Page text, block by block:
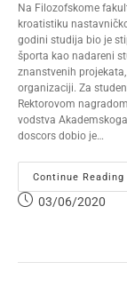
Na Filozofskome
kroatistiku
godini studija bio je
športa kao nadareni
znanstvenih
organizaciji. Za
Rektorovom
vodstva
doscors dobio je…
Continue Reading
03/06/2020